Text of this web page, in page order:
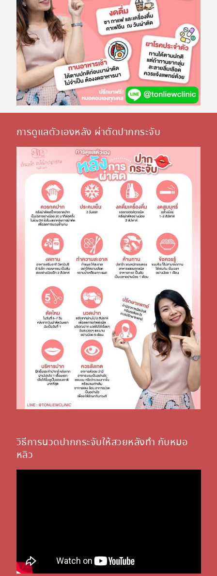
การดูแลตัวเองหลัง ผ่าตัดปากกระจับ
วิธีการนวดปากกระจับให้สวยหลังทำ กับหมอ
หลิว